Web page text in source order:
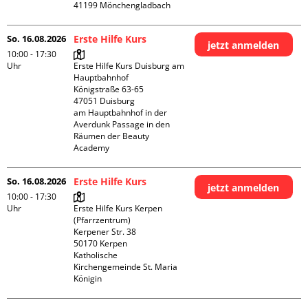
So. 16.08.2026
10:00 - 17:30
Uhr
Erste Hilfe Kurs
Erste Hilfe Kurs Duisburg am
Hauptbahnhof
Königstraße 63-65
47051 Duisburg
am Hauptbahnhof in der
Averdunk Passage in den
Räumen der Beauty
Academy
jetzt anmelden
So. 16.08.2026
10:00 - 17:30
Uhr
Erste Hilfe Kurs
Erste Hilfe Kurs Kerpen
(Pfarrzentrum)
Kerpener Str. 38
50170 Kerpen
Katholische
Kirchengemeinde St. Maria
Königin
jetzt anmelden